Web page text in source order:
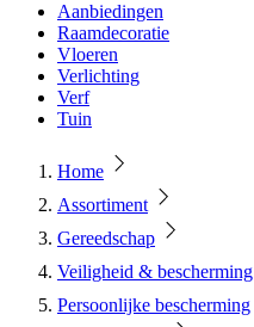
Aanbiedingen
Raamdecoratie
Vloeren
Verlichting
Verf
Tuin
Home
Assortiment
Gereedschap
Veiligheid & bescherming
Persoonlijke bescherming